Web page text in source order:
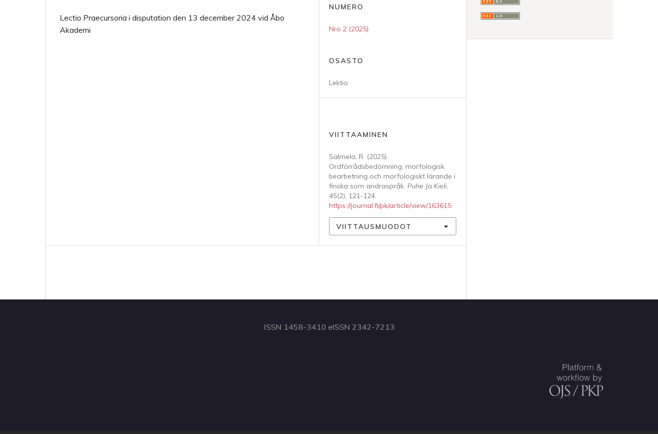
Lectio Praecursoria i disputation den 13 december 2024 vid Åbo
Akademi
NUMERO
Nro 2 (2025)
OSASTO
Lektio
VIITTAAMINEN
Salmela, R. (2025).
Ordförrådsbedömning, morfologisk
bearbetning och morfologiskt lärande i
finska som andraspråk. Puhe Ja Kieli,
45(2), 121-124.
https://journal.fi/pk/article/view/163615
VIITTAUSMUODOT
ISSN 1458-3410 eISSN 2342-7213